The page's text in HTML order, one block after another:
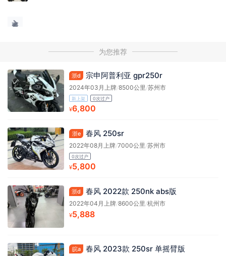
为您推荐
浙d 宗申阿普利亚 gpr250r
2024年03月上牌/8500公里 /苏州市
新上架 0次过户
¥6,800
浙e 春风 250sr
2022年08月上牌/7000公里 /苏州市
0次过户
¥5,800
浙d 春风 2022款 250nk abs版
2022年04月上牌/8600公里 /杭州市
¥5,888
皖a 春风 2023款 250sr 单摇臂版